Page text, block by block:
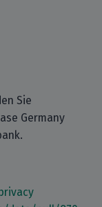
Sie
Germany